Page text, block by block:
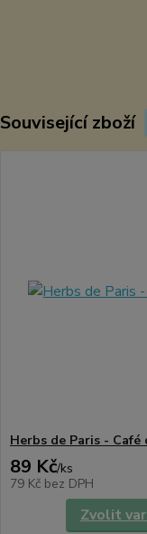
Související zboží
Herbs de Paris - Café
89 Kč/ks
79 Kč bez DPH
Zvolit